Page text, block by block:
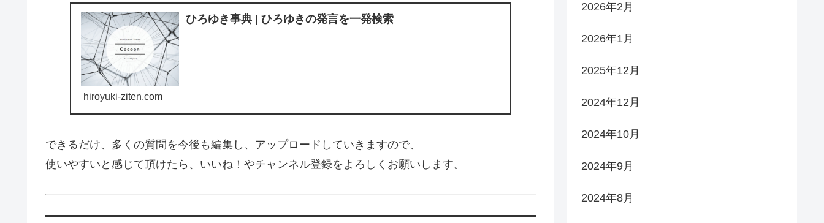
ひろゆき事典 | ひろゆきの発言を一発検索
hiroyuki-ziten.com
できるだけ、多くの質問を今後も編集し、アップロードしていきますので、
使いやすいと感じて頂けたら、いいね！やチャンネル登録をよろしくお願いします。
2026年2月
2026年1月
2025年12月
2024年12月
2024年10月
2024年9月
2024年8月